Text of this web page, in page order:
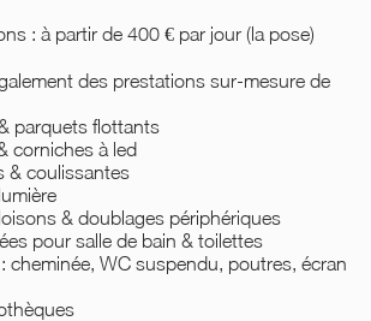
: à partir de 400 € par jour (la pose)
des prestations sur-mesure de
parquets flottants
corniches à led
& coulissantes
& doublages périphériques
pour salle de bain & toilettes
cheminée, WC suspendu, poutres, écran